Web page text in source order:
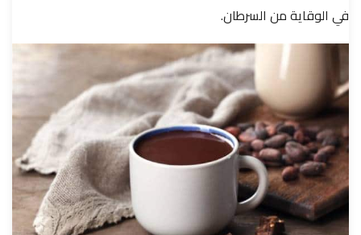
في الوقاية من السرطان.